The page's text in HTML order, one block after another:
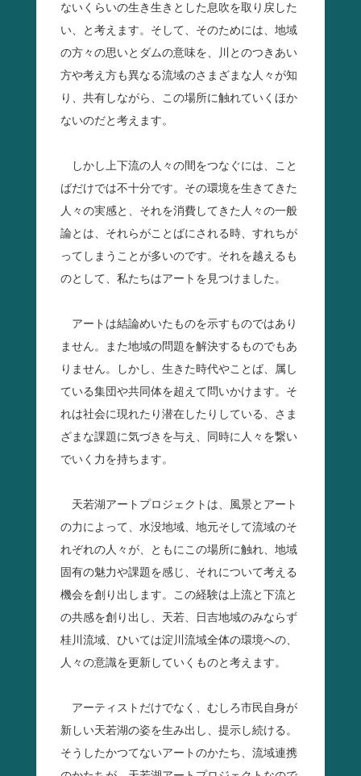
ないくらいの生き生きとした息吹を取り戻した
い、と考えます。そして、そのためには、地域
の方々の思いとダムの意味を、川とのつきあい
方や考え方も異なる流域のさまざまな人々が知
り、共有しながら、この場所に触れていくほか
ないのだと考えます。
しかし上下流の人々の間をつなぐには、こと
ばだけでは不十分です。その環境を生きてきた
人々の実感と、それを消費してきた人々の一般
論とは、それらがことばにされる時、すれちが
ってしまうことが多いのです。それを越えるも
のとして、私たちはアートを見つけました。
アートは結論めいたものを示すものではあり
ません。また地域の問題を解決するものでもあ
りません。しかし、生きた時代やことば、属し
ている集団や共同体を超えて問いかけます。そ
れは社会に現れたり潜在したりしている、さま
ざまな課題に気づきを与え、同時に人々を繋い
でいく力を持ちます。
天若湖アートプロジェクトは、風景とアート
の力によって、水没地域、地元そして流域のそ
れぞれの人々が、ともにこの場所に触れ、地域
固有の魅力や課題を感じ、それについて考える
機会を創り出します。この経験は上流と下流と
の共感を創り出し、天若、日吉地域のみならず
桂川流域、ひいては淀川流域全体の環境への、
人々の意識を更新していくものと考えます。
アーティストだけでなく、むしろ市民自身が
新しい天若湖の姿を生み出し、提示し続ける。
そうしたかつてないアートのかたち、流域連携